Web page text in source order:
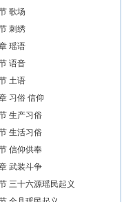
歌场
刺绣
瑶语
语音
土语
习俗 信仰
生产习俗
生活习俗
信仰供奉
武装斗争
三十六源瑶民起义